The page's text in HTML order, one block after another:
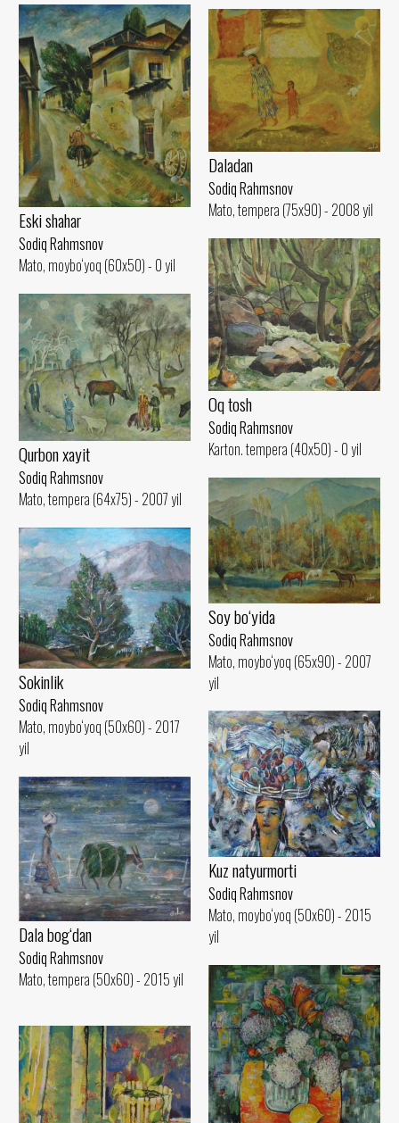
Eski shahar
Sodiq Rahmsnov
Mato, moybo‘yoq (60x50) - 0 yil
Daladan
Sodiq Rahmsnov
Mato, tempera (75x90) - 2008 yil
Oq tosh
Sodiq Rahmsnov
Karton. tempera (40x50) - 0 yil
Qurbon xayit
Sodiq Rahmsnov
Mato, tempera (64x75) - 2007 yil
Soy bo‘yida
Sodiq Rahmsnov
Mato, moybo‘yoq (65x90) - 2007
yil
Sokinlik
Sodiq Rahmsnov
Mato, moybo‘yoq (50x60) - 2017
yil
Kuz natyurmorti
Sodiq Rahmsnov
Mato, moybo‘yoq (50x60) - 2015
yil
Dala bog‘dan
Sodiq Rahmsnov
Mato, tempera (50x60) - 2015 yil